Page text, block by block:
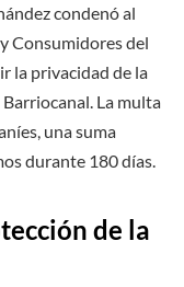
condenó al
Consumidores del
la privacidad de la
La multa
una suma
durante 180 días.
de la